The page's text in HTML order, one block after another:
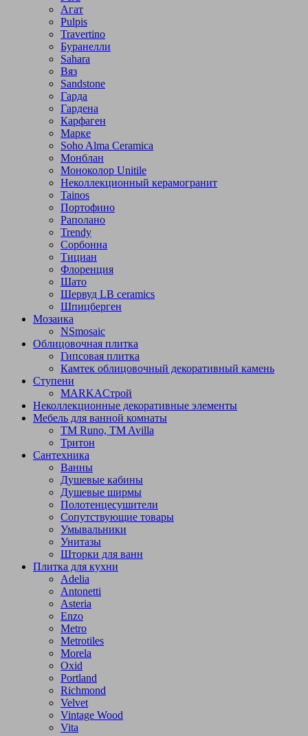
Агат
Pulpis
Travertino
Буранелли
Sahara
Вяз
Sandstone
Гарда
Гардена
Карфаген
Марке
Soho Alma Ceramica
Монблан
Моноколор Unitile
Неколлекционный керамогранит
Tainos
Портофино
Раполано
Trendy
Сорбонна
Тициан
Флоренция
Шато
Шервуд LB ceramics
Шпицберген
Мозаика
NSmosaic
Облицовочная плитка
Гипсовая плитка
Камтек облицовочный декоративный камень
Ступени
МARKAСтрой
Неколлекционные декоративные элементы
Мебель для ванной комнаты
TM Runo, TM Avilla
Тритон
Сантехника
Ванны
Душевые кабины
Душевые ширмы
Полотенцесушители
Сопутствующие товары
Умывальники
Унитазы
Шторки для ванн
Плитка для кухни
Adelia
Antonetti
Asteria
Enzo
Metro
Metrotiles
Morela
Oxid
Portland
Richmond
Velvet
Vintage Wood
Vita